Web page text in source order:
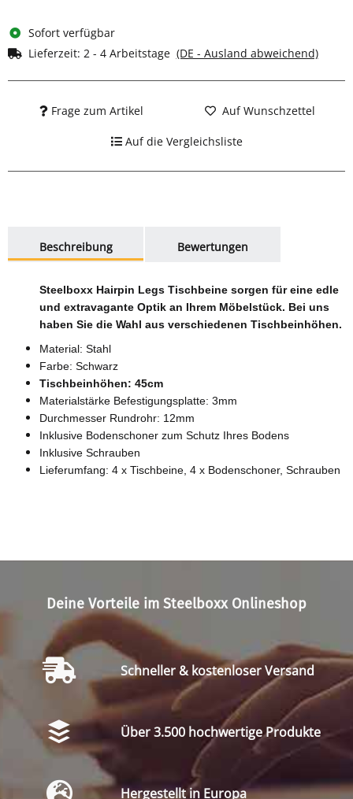
Sofort verfügbar
Lieferzeit: 2 - 4 Arbeitstage (DE - Ausland abweichend)
Frage zum Artikel Auf Wunschzettel
Auf die Vergleichsliste
Beschreibung
Bewertungen
Steelboxx Hairpin Legs Tischbeine sorgen für eine edle
und extravagante Optik an Ihrem Möbelstück. Bei uns
haben Sie die Wahl aus verschiedenen Tischbeinhöhen.
Material: Stahl
Farbe: Schwarz
Tischbeinhöhen: 45cm
Materialstärke Befestigungsplatte: 3mm
Durchmesser Rundrohr: 12mm
Inklusive Bodenschoner zum Schutz Ihres Bodens
Inklusive Schrauben
Lieferumfang: 4 x Tischbeine, 4 x Bodenschoner, Schrauben
Deine Vorteile im Steelboxx Onlineshop
Schneller & kostenloser Versand
Über 3.500 hochwertige Produkte
Hergestellt in Europa